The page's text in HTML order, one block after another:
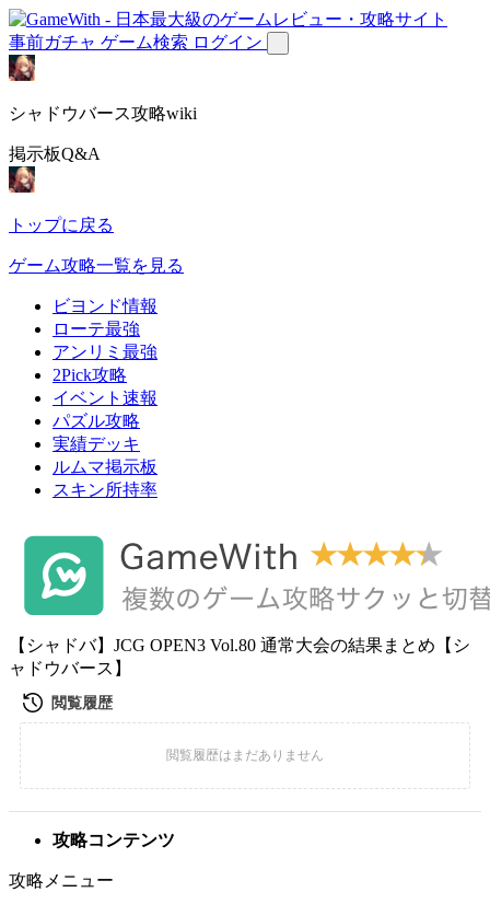
事前ガチャ ゲーム検索 ログイン
シャドウバース攻略wiki
掲示板Q&A
トップに戻る
ゲーム攻略一覧を見る
ビヨンド情報
ローテ最強
アンリミ最強
2Pick攻略
イベント速報
パズル攻略
実績デッキ
ルムマ掲示板
スキン所持率
【シャドバ】JCG OPEN3 Vol.80 通常大会の結果まとめ【シ
ャドウバース】
攻略コンテンツ
攻略メニュー